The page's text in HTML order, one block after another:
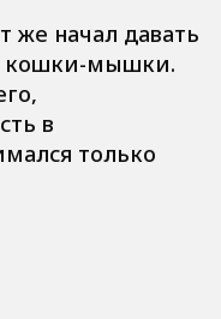
же начал давать
кошки-мышки.
в
только